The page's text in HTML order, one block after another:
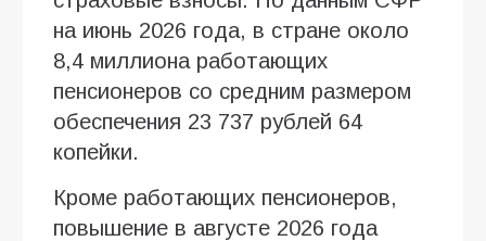
на июнь 2026 года, в стране около
8,4 миллиона работающих
пенсионеров со средним размером
обеспечения 23 737 рублей 64
копейки.
Кроме работающих пенсионеров,
повышение в августе 2026 года